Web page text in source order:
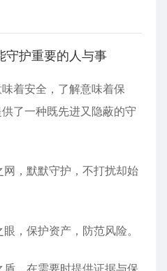
守护重要的人与事
着安全，了解意味着保
了一种既先进又隐蔽的守
网，默默守护，不打扰却始
眼，保护资产，防范风险。